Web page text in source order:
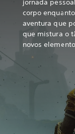
jornada
corpo
aventura que
que mistura o
novos